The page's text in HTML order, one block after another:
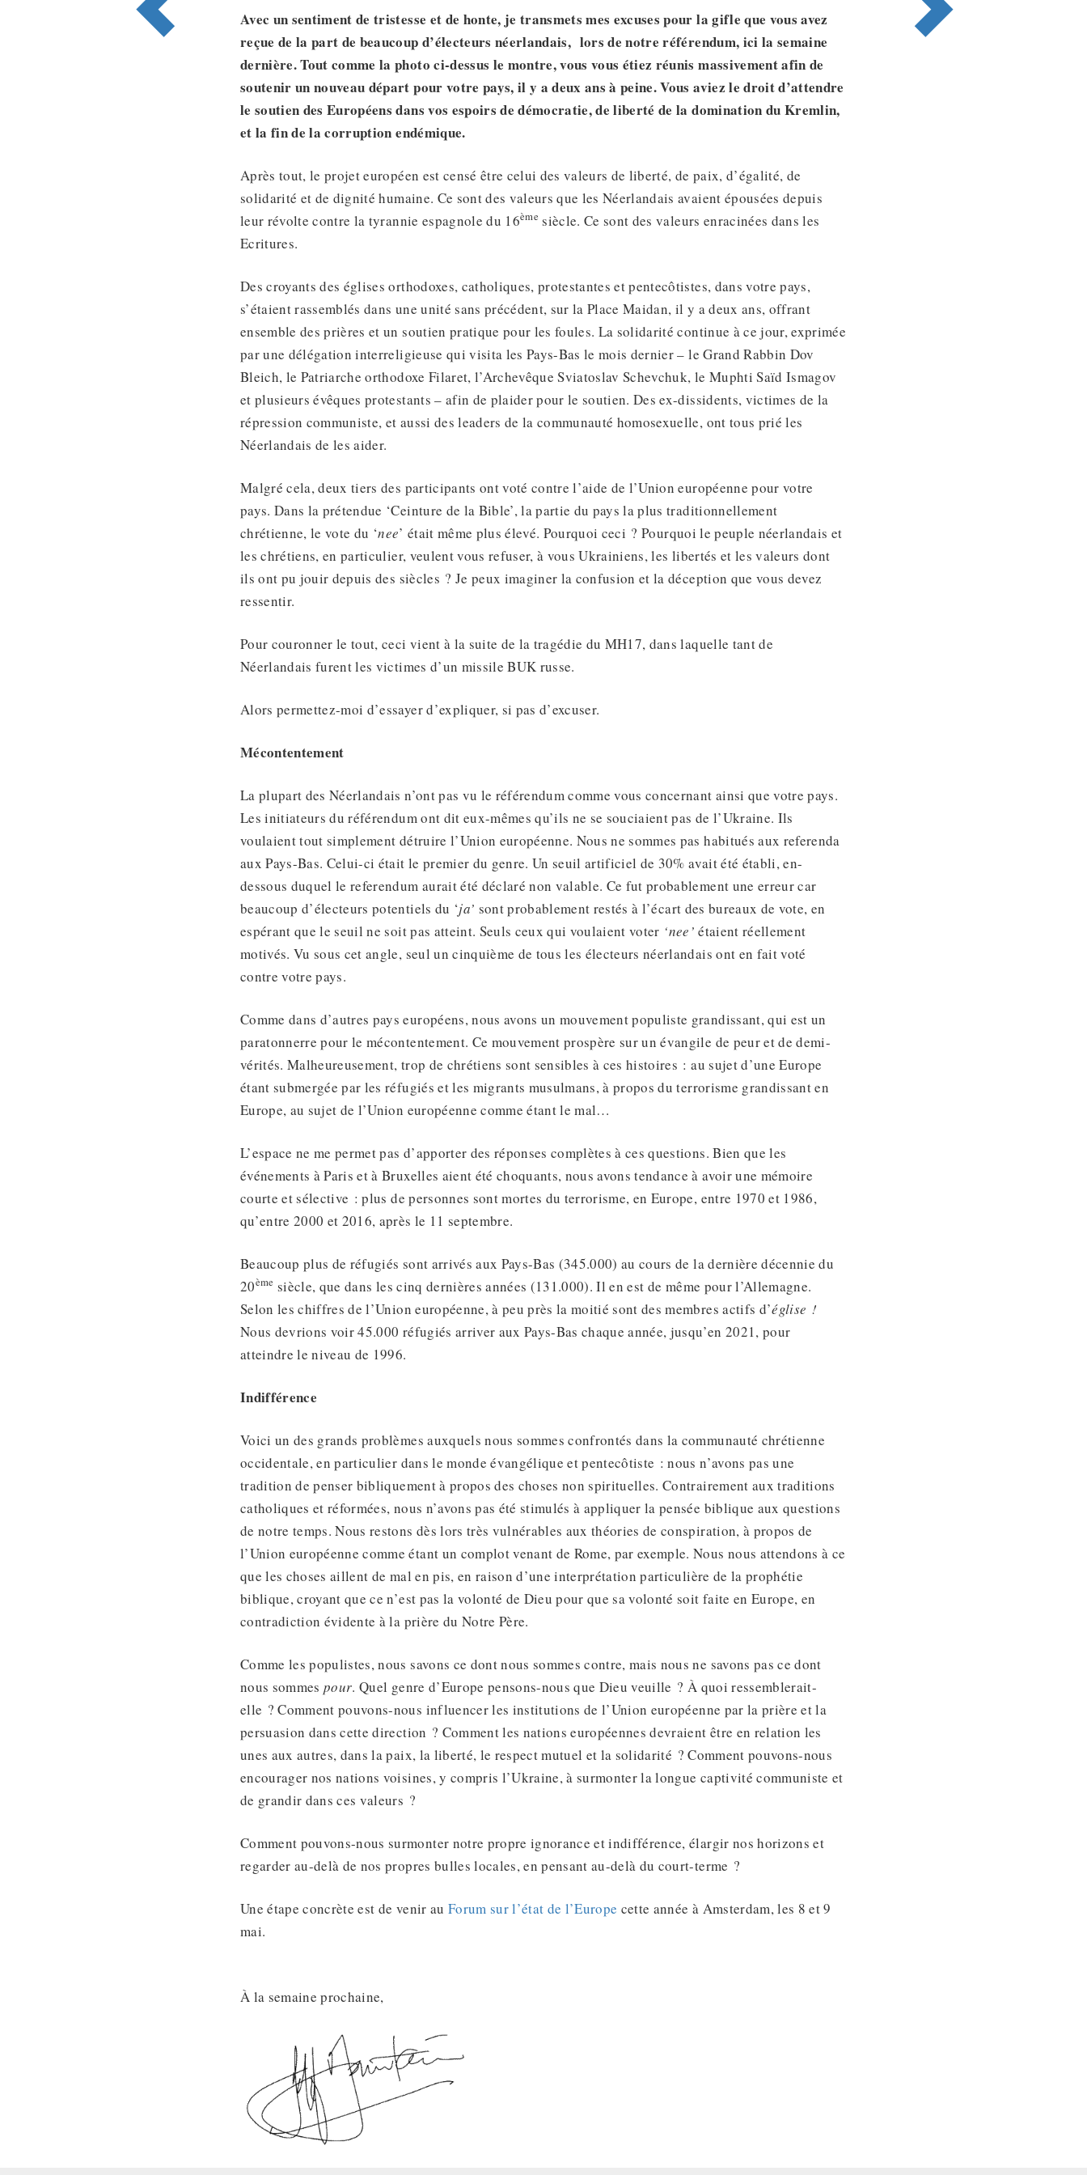
Avec un sentiment de tristesse et de honte, je transmets mes excuses pour la gifle que vous avez
reçue de la part de beaucoup d’électeurs néerlandais, lors de notre référendum, ici la semaine
dernière. Tout comme la photo ci-dessus le montre, vous vous étiez réunis massivement afin de
soutenir un nouveau départ pour votre pays, il y a deux ans à peine. Vous aviez le droit d’attendre
le soutien des Européens dans vos espoirs de démocratie, de liberté de la domination du Kremlin,
et la fin de la corruption endémique.
Après tout, le projet européen est censé être celui des valeurs de liberté, de paix, d’égalité, de
solidarité et de dignité humaine. Ce sont des valeurs que les Néerlandais avaient épousées depuis
leur révolte contre la tyrannie espagnole du 16ème siècle. Ce sont des valeurs enracinées dans les
Ecritures.
Des croyants des églises orthodoxes, catholiques, protestantes et pentecôtistes, dans votre pays,
s’étaient rassemblés dans une unité sans précédent, sur la Place Maidan, il y a deux ans, offrant
ensemble des prières et un soutien pratique pour les foules. La solidarité continue à ce jour, exprimée
par une délégation interreligieuse qui visita les Pays-Bas le mois dernier – le Grand Rabbin Dov
Bleich, le Patriarche orthodoxe Filaret, l’Archevêque Sviatoslav Schevchuk, le Muphti Saïd Ismagov
et plusieurs évêques protestants – afin de plaider pour le soutien. Des ex-dissidents, victimes de la
répression communiste, et aussi des leaders de la communauté homosexuelle, ont tous prié les
Néerlandais de les aider.
Malgré cela, deux tiers des participants ont voté contre l’aide de l’Union européenne pour votre
pays. Dans la prétendue ‘Ceinture de la Bible’, la partie du pays la plus traditionnellement
chrétienne, le vote du ‘nee’ était même plus élevé. Pourquoi ceci ? Pourquoi le peuple néerlandais et
les chrétiens, en particulier, veulent vous refuser, à vous Ukrainiens, les libertés et les valeurs dont
ils ont pu jouir depuis des siècles ? Je peux imaginer la confusion et la déception que vous devez
ressentir.
Pour couronner le tout, ceci vient à la suite de la tragédie du MH17, dans laquelle tant de
Néerlandais furent les victimes d’un missile BUK russe.
Alors permettez-moi d’essayer d’expliquer, si pas d’excuser.
Mécontentement
La plupart des Néerlandais n’ont pas vu le référendum comme vous concernant ainsi que votre pays.
Les initiateurs du référendum ont dit eux-mêmes qu’ils ne se souciaient pas de l’Ukraine. Ils
voulaient tout simplement détruire l’Union européenne. Nous ne sommes pas habitués aux referenda
aux Pays-Bas. Celui-ci était le premier du genre. Un seuil artificiel de 30% avait été établi, en-
dessous duquel le referendum aurait été déclaré non valable. Ce fut probablement une erreur car
beaucoup d’électeurs potentiels du ‘ja’ sont probablement restés à l’écart des bureaux de vote, en
espérant que le seuil ne soit pas atteint. Seuls ceux qui voulaient voter ‘nee’ étaient réellement
motivés. Vu sous cet angle, seul un cinquième de tous les électeurs néerlandais ont en fait voté
contre votre pays.
Comme dans d’autres pays européens, nous avons un mouvement populiste grandissant, qui est un
paratonnerre pour le mécontentement. Ce mouvement prospère sur un évangile de peur et de demi-
vérités. Malheureusement, trop de chrétiens sont sensibles à ces histoires : au sujet d’une Europe
étant submergée par les réfugiés et les migrants musulmans, à propos du terrorisme grandissant en
Europe, au sujet de l’Union européenne comme étant le mal…
L’espace ne me permet pas d’apporter des réponses complètes à ces questions. Bien que les
événements à Paris et à Bruxelles aient été choquants, nous avons tendance à avoir une mémoire
courte et sélective : plus de personnes sont mortes du terrorisme, en Europe, entre 1970 et 1986,
qu’entre 2000 et 2016, après le 11 septembre.
Beaucoup plus de réfugiés sont arrivés aux Pays-Bas (345.000) au cours de la dernière décennie du
20ème siècle, que dans les cinq dernières années (131.000). Il en est de même pour l’Allemagne.
Selon les chiffres de l’Union européenne, à peu près la moitié sont des membres actifs d’église !
Nous devrions voir 45.000 réfugiés arriver aux Pays-Bas chaque année, jusqu’en 2021, pour
atteindre le niveau de 1996.
Indifférence
Voici un des grands problèmes auxquels nous sommes confrontés dans la communauté chrétienne
occidentale, en particulier dans le monde évangélique et pentecôtiste : nous n’avons pas une
tradition de penser bibliquement à propos des choses non spirituelles. Contrairement aux traditions
catholiques et réformées, nous n’avons pas été stimulés à appliquer la pensée biblique aux questions
de notre temps. Nous restons dès lors très vulnérables aux théories de conspiration, à propos de
l’Union européenne comme étant un complot venant de Rome, par exemple. Nous nous attendons à ce
que les choses aillent de mal en pis, en raison d’une interprétation particulière de la prophétie
biblique, croyant que ce n’est pas la volonté de Dieu pour que sa volonté soit faite en Europe, en
contradiction évidente à la prière du Notre Père.
Comme les populistes, nous savons ce dont nous sommes contre, mais nous ne savons pas ce dont
nous sommespour. Quel genre d’Europe pensons-nous que Dieu veuille ? À quoi ressemblerait-
elle ? Comment pouvons-nous influencer les institutions de l’Union européenne par la prière et la
persuasion dans cette direction ? Comment les nations européennes devraient être en relation les
unes aux autres, dans la paix, la liberté, le respect mutuel et la solidarité ? Comment pouvons-nous
encourager nos nations voisines, y compris l’Ukraine, à surmonter la longue captivité communiste et
de grandir dans ces valeurs ?
Comment pouvons-nous surmonter notre propre ignorance et indifférence, élargir nos horizons et
regarder au-delà de nos propres bulles locales, en pensant au-delà du court-terme ?
Une étape concrète est de venir au Forum sur l’état de l’Europe cette année à Amsterdam, les 8 et 9
mai.
À la semaine prochaine,